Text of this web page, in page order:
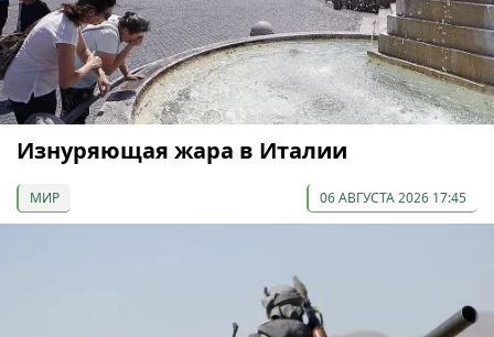
Изнуряющая жара в Италии
МИР 06 АВГУСТА 2026 17:45